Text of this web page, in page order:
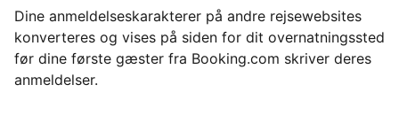
Dine anmeldelseskarakterer på andre rejsewebsites
konverteres og vises på siden for dit overnatningssted
før dine første gæster fra Booking.com skriver deres
anmeldelser.